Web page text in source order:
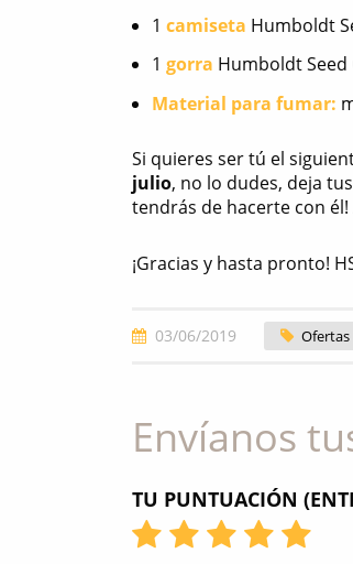
1 camiseta Humboldt
1gorra Humboldt Seed
Material para fumar:
Si quieres ser tú el
julio, no lo dudes, deja
tendrás de hacerte con
¡Gracias y hasta pronto!
03/06/2019 Ofertas
Envíanos
TU PUNTUACIÓN